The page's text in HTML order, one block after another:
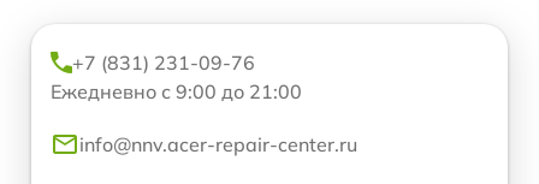
+7 (831) 231-09-76
Ежедневно с 9:00 до 21:00
info@nnv.acer-repair-center.ru